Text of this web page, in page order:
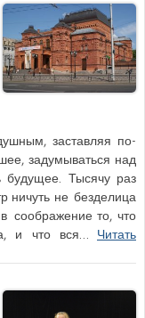
заставляя по-
задумываться над
будущее. Тысячу раз
ничуть не безделица
соображение то, что
и что вся… Читать